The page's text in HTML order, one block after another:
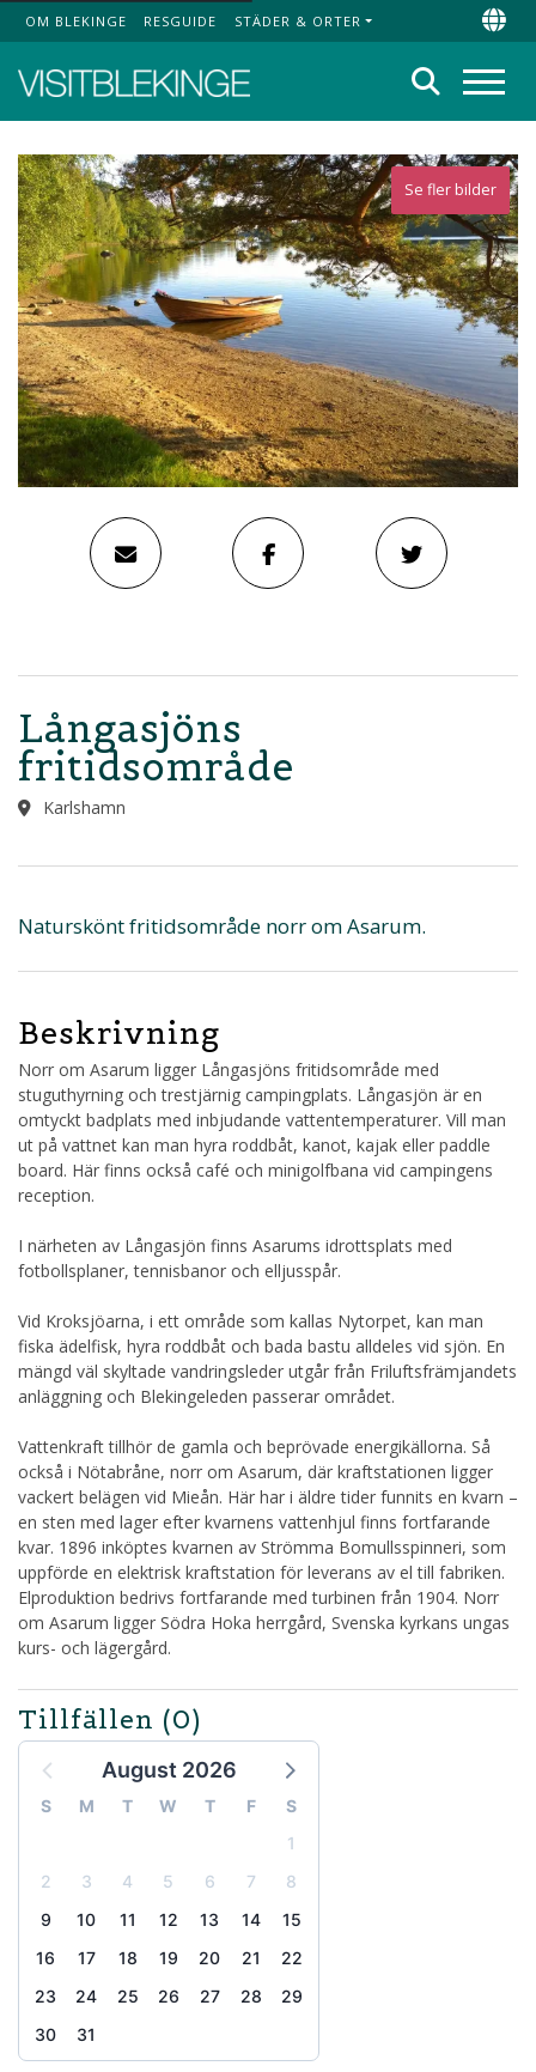
Top Menu
OM BLEKINGE RESGUIDE STÄDER & ORTER
Sök
Se fler bilder
Långasjöns
fritidsområde
Karlshamn
Naturskönt fritidsområde norr om Asarum.
Beskrivning
Norr om Asarum ligger Långasjöns fritidsområde med
stuguthyrning och trestjärnig campingplats. Långasjön är en
omtyckt badplats med inbjudande vattentemperaturer. Vill man
ut på vattnet kan man hyra roddbåt, kanot, kajak eller paddle
board. Här finns också café och minigolfbana vid campingens
reception.
I närheten av Långasjön finns Asarums idrottsplats med
fotbollsplaner, tennisbanor och elljusspår.
Vid Kroksjöarna, i ett område som kallas Nytorpet, kan man
fiska ädelfisk, hyra roddbåt och bada bastu alldeles vid sjön. En
mängd väl skyltade vandringsleder utgår från Friluftsfrämjandets
anläggning och Blekingeleden passerar området.
Vattenkraft tillhör de gamla och beprövade energikällorna. Så
också i Nötabråne, norr om Asarum, där kraftstationen ligger
vackert belägen vid Mieån. Här har i äldre tider funnits en kvarn –
en sten med lager efter kvarnens vattenhjul finns fortfarande
kvar. 1896 inköptes kvarnen av Strömma Bomullsspinneri, som
uppförde en elektrisk kraftstation för leverans av el till fabriken.
Elproduktion bedrivs fortfarande med turbinen från 1904. Norr
om Asarum ligger Södra Hoka herrgård, Svenska kyrkans ungas
kurs- och lägergård.
Tillfällen (0)
August 2026
S M T W T F
S
1
2
3 4 5 6 7
8
9
10 11 12 13 14
15
16
17 18 19 20 21
22
23
24 25 26 27 28
29
30
31